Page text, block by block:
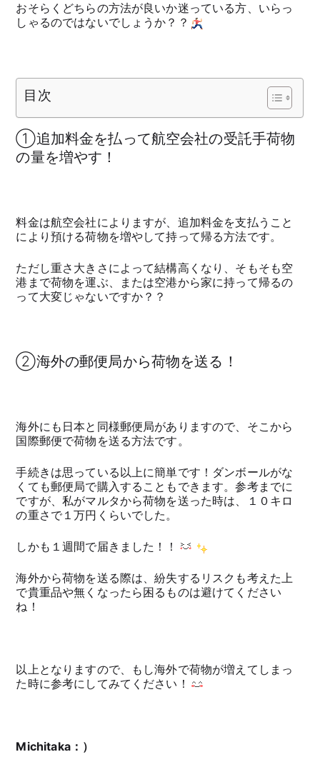
おそらくどちらの方法が良いか迷っている方、いらっ
しゃるのではないでしょうか？？
目次
①追加料金を払って航空会社の受託手荷物
の量を増やす！
料金は航空会社によりますが、追加料金を支払うこと
により預ける荷物を増やして持って帰る方法です。
ただし重さ大きさによって結構高くなり、そもそも空
港まで荷物を運ぶ、または空港から家に持って帰るの
って大変じゃないですか？？
②海外の郵便局から荷物を送る！
海外にも日本と同様郵便局がありますので、そこから
国際郵便で荷物を送る方法です。
手続きは思っている以上に簡単です！ダンボールがな
くても郵便局で購入することもできます。参考までに
ですが、私がマルタから荷物を送った時は、１０キロ
の重さで１万円くらいでした。
しかも１週間で届きました！！
海外から荷物を送る際は、紛失するリスクも考えた上
で貴重品や無くなったら困るものは避けてください
ね！
以上となりますので、もし海外で荷物が増えてしまっ
た時に参考にしてみてください！
Michitaka：）